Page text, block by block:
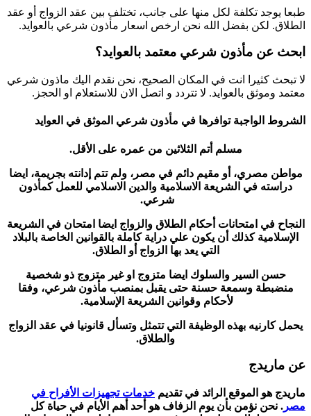
طبعا يوجد تكلفة لكل منها على جانب، تختلف بين عقد الزواج أو عقد
الطلاق. لكن بفضل الله نحن ارخص اسعار مأذون شرعي بالعوايد.
ابحث عن مأذون شرعي معتمد بالعوايد؟
لا تبحث كثيرا انت في المكان الصحيح، نحن نقدم اليك ماذون شرعي
معتمد وموثق بالعوايد. لا تتردد و اتصل الان للاستعلام او الحجز.
الشروط الواجبة توافرها في مأذون شرعي الموثق في العوايد
مسلم أتم الثلاثين من عمره على الأقل.
مواطن مصري، أو مقيم دائم في مصر، ولم تتم إدانته بجريمة، ايضا
دراسته في الشريعة الاسلامية والدين الاسلامي للعمل كمأذون
شرعي.
النجاح في امتحانات أحكام الطلاق والزواج ايضا امتحان في الشريعة
الإسلامية كذلك أن يكون علي دراية كاملة بالقوانين الخاصة بالبلاد
التي يعد بها الزواج أو الطلاق.
حسن السير والسلوك ايضا متزوج او غير متزوج ذو شخصية
منضبطة وسمعة حسنة حتى يقبل بمنصب مأذون شرعي، وفقا
لأحكام وقوانين الشريعة الإسلامية.
يحمل كارنيه بهذه الوظيفة التي تتمثل وتسأل قانونيا في عقد الزواج
والطلاق.
عن ماريدج
ماريدج هو الموقع الرائد في تقديم خدمات تجهيزات الأفراح في
مصر . نحن نؤمن بأن يوم الزفاف هو أحد أهم الأيام في حياة كل